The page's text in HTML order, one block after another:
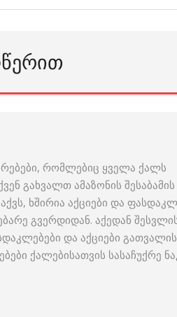
რომლებიც ყველა ქალს
გახვალთ ამაზონის
ხშირია აქციები და
გვერდიდან. აქედან
და აქციები
ქალებისათვის სასაჩუქრე